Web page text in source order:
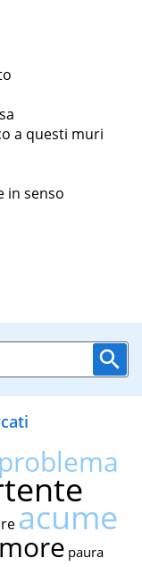
a questi muri
in senso
problema
acume
paura